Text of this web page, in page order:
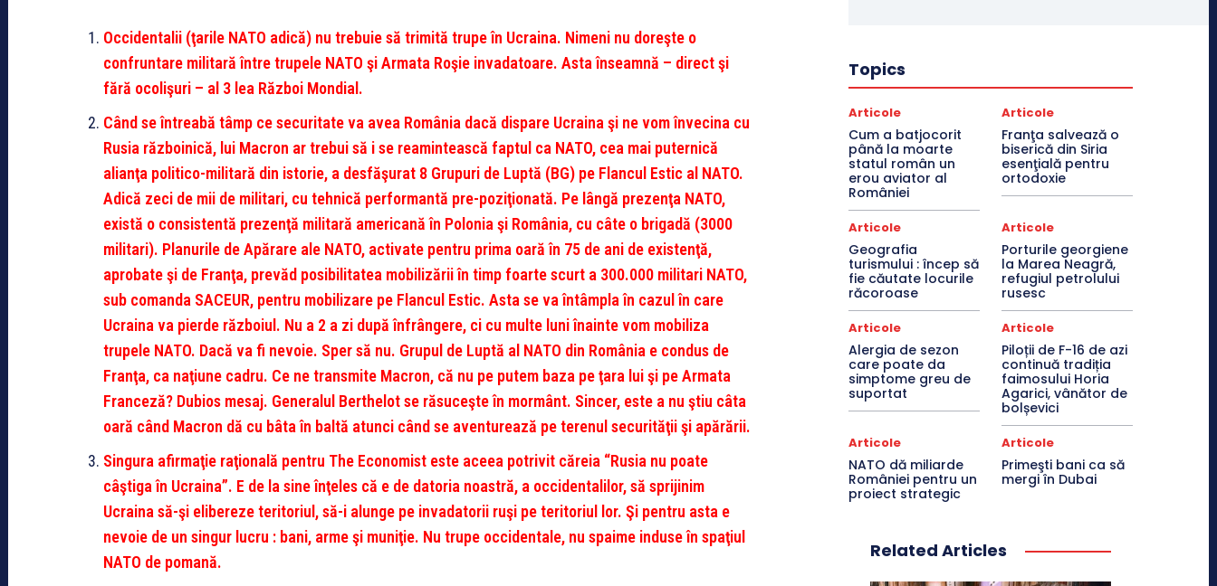
Occidentalii (ţarile NATO adică) nu trebuie să trimită trupe în Ucraina. Nimeni nu doreşte o
confruntare militară între trupele NATO şi Armata Roşie invadatoare. Asta înseamnă – direct şi
fără ocolişuri – al 3 lea Război Mondial.
Când se întreabă tâmp ce securitate va avea România dacă dispare Ucraina şi ne vom învecina cu
Rusia războinică, lui Macron ar trebui să i se reamintească faptul ca NATO, cea mai puternică
alianţa politico-militară din istorie, a desfăşurat 8 Grupuri de Luptă (BG) pe Flancul Estic al NATO.
Adică zeci de mii de militari, cu tehnică performantă pre-poziţionată. Pe lângă prezenţa NATO,
există o consistentă prezenţă militară americană în Polonia şi România, cu câte o brigadă (3000
militari). Planurile de Apărare ale NATO, activate pentru prima oară în 75 de ani de existenţă,
aprobate şi de Franţa, prevăd posibilitatea mobilizării în timp foarte scurt a 300.000 militari NATO,
sub comanda SACEUR, pentru mobilizare pe Flancul Estic. Asta se va întâmpla în cazul în care
Ucraina va pierde războiul. Nu a 2 a zi după înfrângere, ci cu multe luni înainte vom mobiliza
trupele NATO. Dacă va fi nevoie. Sper să nu. Grupul de Luptă al NATO din România e condus de
Franţa, ca naţiune cadru. Ce ne transmite Macron, că nu pe putem baza pe ţara lui şi pe Armata
Franceză? Dubios mesaj. Generalul Berthelot se răsuceşte în mormânt. Sincer, este a nu ştiu câta
oară când Macron dă cu bâta în baltă atunci când se aventurează pe terenul securităţii şi apărării.
Singura afirmaţie raţională pentru The Economist este aceea potrivit căreia “Rusia nu poate
câştiga în Ucraina”. E de la sine înţeles că e de datoria noastră, a occidentalilor, să sprijinim
Ucraina să-şi elibereze teritoriul, să-i alunge pe invadatorii ruşi pe teritoriul lor. Şi pentru asta e
nevoie de un singur lucru : bani, arme şi muniţie. Nu trupe occidentale, nu spaime induse în spaţiul
NATO de pomană.
Topics
Articole
Cum a batjocorit
până la moarte
statul român un
erou aviator al
României
Articole
Franţa salvează o
biserică din Siria
esenţială pentru
ortodoxie
Articole
Geografia
turismului : încep să
fie căutate locurile
răcoroase
Articole
Porturile georgiene
la Marea Neagră,
refugiul petrolului
rusesc
Articole
Alergia de sezon
care poate da
simptome greu de
suportat
Articole
Piloții de F-16 de azi
continuă tradiția
faimosului Horia
Agarici, vânător de
bolșevici
Articole
NATO dă miliarde
României pentru un
proiect strategic
Articole
Primeşti bani ca să
mergi în Dubai
Related Articles